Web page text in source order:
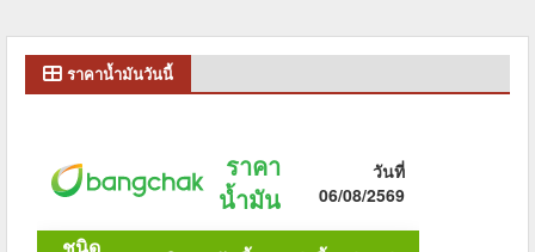
ราคาน้ำมันวันนี้